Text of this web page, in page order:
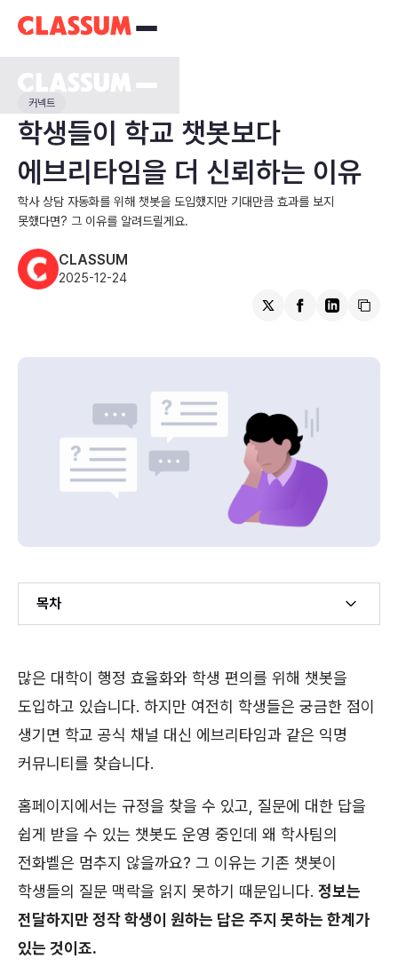
커넥트
학생들이 학교 챗봇보다
에브리타임을 더 신뢰하는 이유
학사 상담 자동화를 위해 챗봇을 도입했지만 기대만큼 효과를 보지
못했다면? 그 이유를 알려드릴게요.
CLASSUM
2025-12-24
목차
Example H3
많은 대학이 행정 효율화와 학생 편의를 위해 챗봇을
도입하고 있습니다. 하지만 여전히 학생들은 궁금한 점이
생기면 학교 공식 채널 대신 에브리타임과 같은 익명
커뮤니티를 찾습니다.
홈페이지에서는 규정을 찾을 수 있고, 질문에 대한 답을
쉽게 받을 수 있는 챗봇도 운영 중인데 왜 학사팀의
전화벨은 멈추지 않을까요? 그 이유는 기존 챗봇이
학생들의 질문 맥락을 읽지 못하기 때문입니다. 정보는
전달하지만 정작 학생이 원하는 답은 주지 못하는 한계가
있는 것이죠.